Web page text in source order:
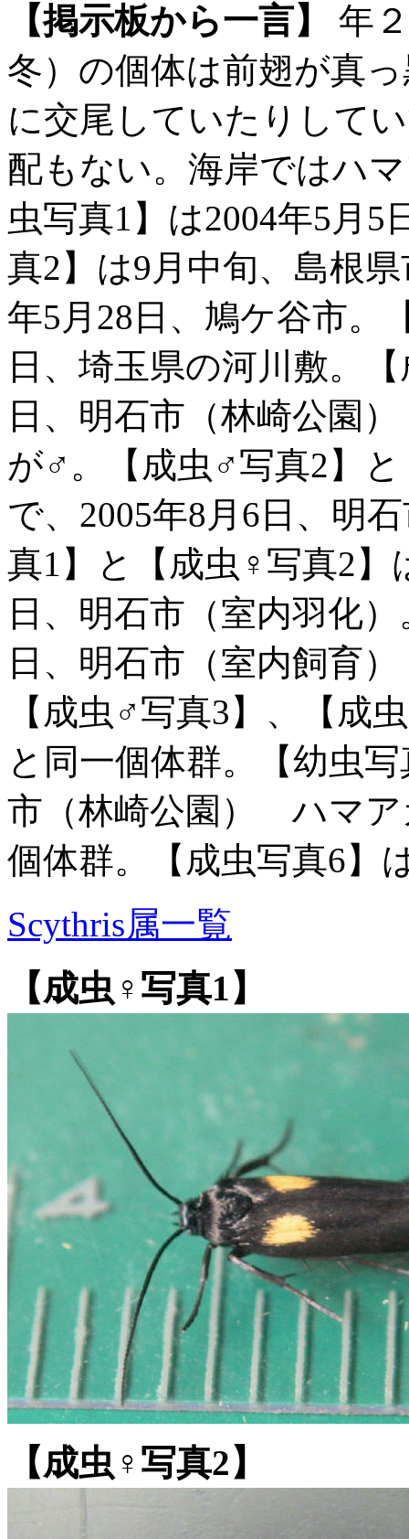
【掲示板から一言】
年
冬）の個体は前翅が真
に交尾していたりして
配もない。海岸ではハ
虫写真1】は2004年5月
真2】は9月中旬、島根
年5月28日、鳩ケ谷市。
日、埼玉県の河川敷。
日、明石市（林崎公園
が♂。【成虫♂写真2】
で、2005年8月6日、明
真1】と【成虫♀写真2】
日、明石市（室内羽化
日、明石市（室内飼育
【成虫♂写真3】、【成
と同一個体群。【幼虫
市（林崎公園） ハマア
個体群。【成虫写真6】
Scythris属一覧
【成虫♀写真1】
【成虫♀写真2】